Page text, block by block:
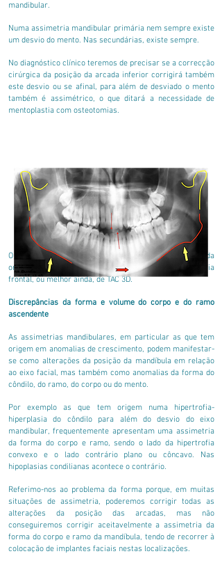
mandibular.
Numa assimetria mandibular primária nem sempre existe
um desvio do mento. Nas secundárias, existe sempre.
No diagnóstico clínico teremos de precisar se a correcção
cirúrgica da posição da arcada inferior corrigirá também
este desvio ou se afinal, para além de desviado o mento
também é assimétrico, o que ditará a necessidade de
mentoplastia com osteotomias.
O diagnóstico necessita quase sempre, para além da
ortopantomografia, da confirmação através de radiografia
frontal, ou melhor ainda, de TAC 3D.
Discrepâncias da forma e volume do corpo e do ramo
ascendente
As assimetrias mandibulares, em particular as que tem
origem em anomalias de crescimento, podem manifestar-
se como alterações da posição da mandíbula em relação
ao eixo facial, mas também como anomalias da forma do
côndilo, do ramo, do corpo ou do mento.
Por exemplo as que tem origem numa hipertrofia-
hiperplasia do côndilo para além do desvio do eixo
mandibular, frequentemente apresentam uma assimetria
da forma do corpo e ramo, sendo o lado da hipertrofia
convexo e o lado contrário plano ou côncavo. Nas
hipoplasias condilianas acontece o contrário.
Referimo-nos ao problema da forma porque, em muitas
situações de assimetria, poderemos corrigir todas as
alterações da posição das arcadas, mas não
conseguiremos corrigir aceitavelmente a assimetria da
forma do corpo e ramo da mandíbula, tendo de recorrer à
colocação de implantes faciais nestas localizações.